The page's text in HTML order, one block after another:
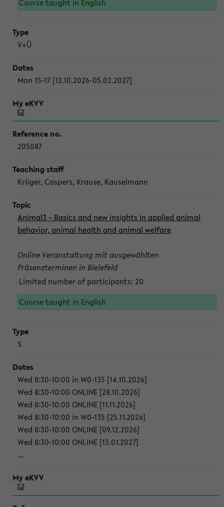
Course taught in English
V+Ü
Mon 15-17 [12.10.2026-05.02.2027]
205087
Krüger, Caspers, Krause, Kauselmann
Animal3 – Basics and new insights in applied animal
behavior, animal health and animal welfare
Online Veranstaltung mit ausgewählten
Präsenzterminen in Bielefeld
Limited number of participants: 20
Course taught in English
S
Wed 8:30-10:00 in W0-135 [14.10.2026]
Wed 8:30-10:00 ONLINE [28.10.2026]
Wed 8:30-10:00 ONLINE [11.11.2026]
Wed 8:30-10:00 in W0-135 [25.11.2026]
Wed 8:30-10:00 ONLINE [09.12.2026]
Wed 8:30-10:00 ONLINE [13.01.2027]
...